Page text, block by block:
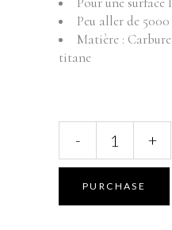
Peu aller de
Matière :
titane
FRAISEUSE
CARBURE
- +
PURCHASE